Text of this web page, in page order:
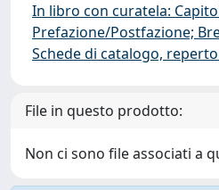
In libro con curatela:
Prefazione/Postfazione;
Schede di catalogo,
File in questo prodotto:
Non ci sono file associati a